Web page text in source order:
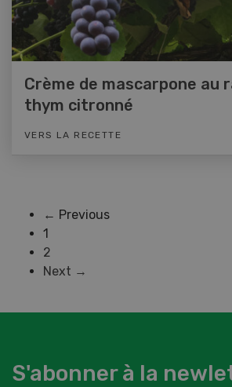
Crème de mascarpone au
thym citronné
VERS LA RECETTE
← Previous
1
2
Next →
S'abonner à la